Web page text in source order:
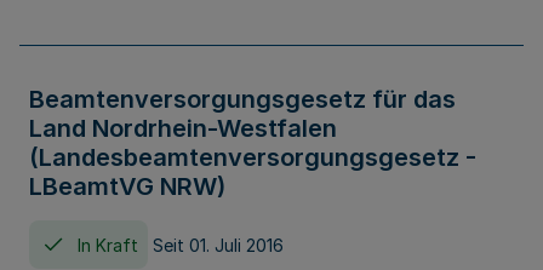
Beamtenversorgungsgesetz für das
Land Nordrhein-Westfalen
(Landesbeamtenversorgungsgesetz -
LBeamtVG NRW)
In Kraft Seit 01. Juli 2016